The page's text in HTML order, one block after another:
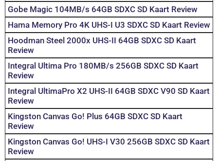
Gobe Magic 104MB/s 64GB SDXC SD Kaart Review
Hama Memory Pro 4K UHS-I U3 SDXC SD Kaart Review
Hoodman Steel 2000x UHS-II 64GB SDXC SD Kaart
Review
Integral Ultima Pro 180MB/s 256GB SDXC SD Kaart
Review
Integral UltimaPro X2 UHS-II 64GB SDXC V90 SD Kaart
Review
Kingston Canvas Go! Plus 64GB SDXC SD Kaart
Review
Kingston Canvas Go! UHS-I V30 256GB SDXC SD Kaart
Review